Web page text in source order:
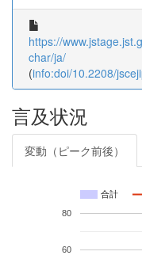
https://
char/ja/
(info:doi/10.2208/
言及状況
変動（ピーク前後）
合計
60
80